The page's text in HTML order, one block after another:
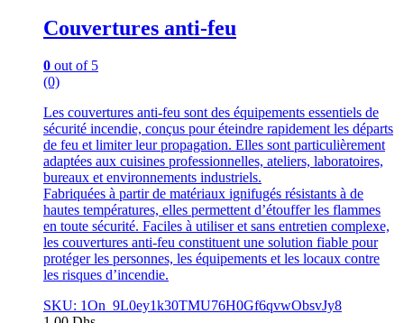
Couvertures anti-feu
0 out of 5
(0)
Les couvertures anti-feu sont des équipements essentiels de
sécurité incendie, conçus pour éteindre rapidement les départs
de feu et limiter leur propagation. Elles sont particulièrement
adaptées aux cuisines professionnelles, ateliers, laboratoires,
bureaux et environnements industriels.
Fabriquées à partir de matériaux ignifugés résistants à de
hautes températures, elles permettent d’étouffer les flammes
en toute sécurité. Faciles à utiliser et sans entretien complexe,
les couvertures anti-feu constituent une solution fiable pour
protéger les personnes, les équipements et les locaux contre
les risques d’incendie.
SKU: 1On_9L0ey1k30TMU76H0Gf6qvwObsvJy8